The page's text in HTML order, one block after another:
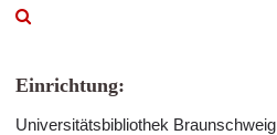
Einrichtung:
Universitätsbibliothek Braunschweig